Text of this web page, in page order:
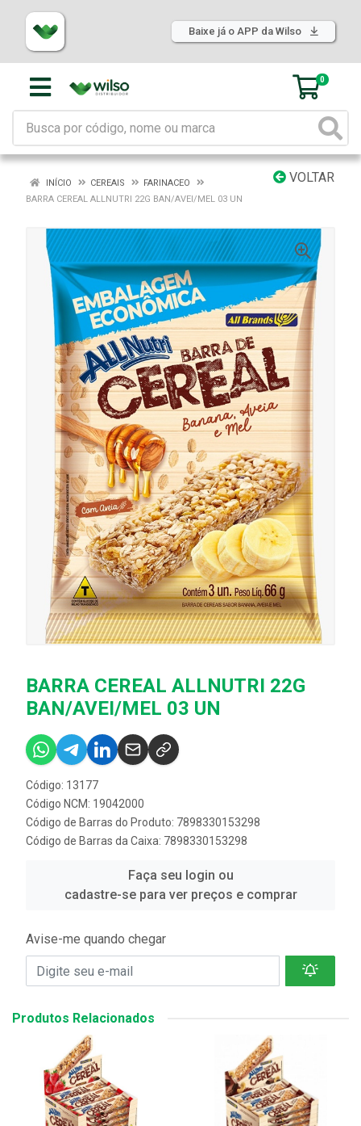
Baixe já o APP da Wilso
0
VOLTAR
INÍCIO CEREAIS
FARINACEO
BARRA CEREAL ALLNUTRI 22G BAN/AVEI/MEL 03 UN
BARRA CEREAL ALLNUTRI 22G
BAN/AVEI/MEL 03 UN
Código: 13177
Código NCM: 19042000
Código de Barras do Produto: 7898330153298
Código de Barras da Caixa: 7898330153298
Faça seu login ou
cadastre-se para ver preços e comprar
Avise-me quando chegar
Produtos Relacionados